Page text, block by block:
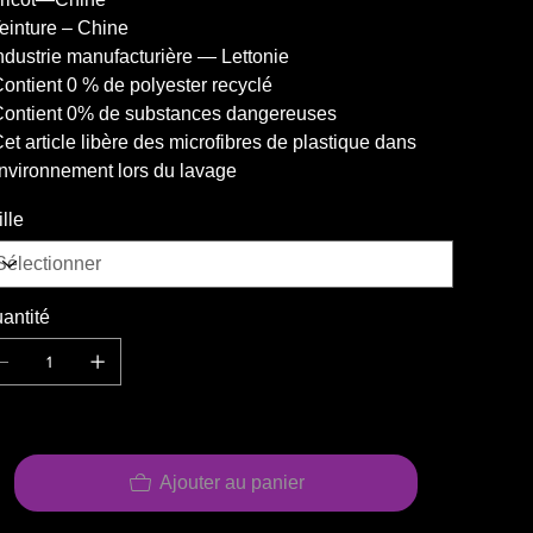
– Chine
manufacturière — Lettonie
0 % de polyester recyclé
0% de substances dangereuses
article libère des microfibres de plastique dans
lors du lavage
Ajouter au panier